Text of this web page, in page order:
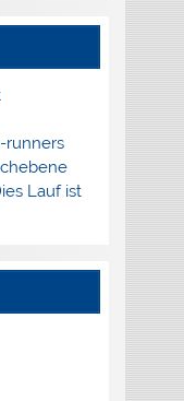
runners
Lauf ist